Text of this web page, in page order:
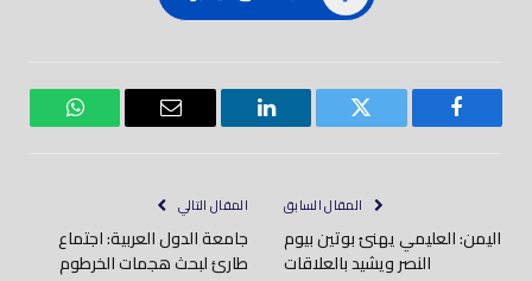
فيسبوك تويتر لينكدود
بريد
واتساب
المقال السابق
اليمن: العليمي يهنئ بوتين بيوم
النصر ويشيد بالعلاقات
المقال التالي
جامعة الدول العربية: اجتماع
طارئ لبحث هجمات الخرطوم